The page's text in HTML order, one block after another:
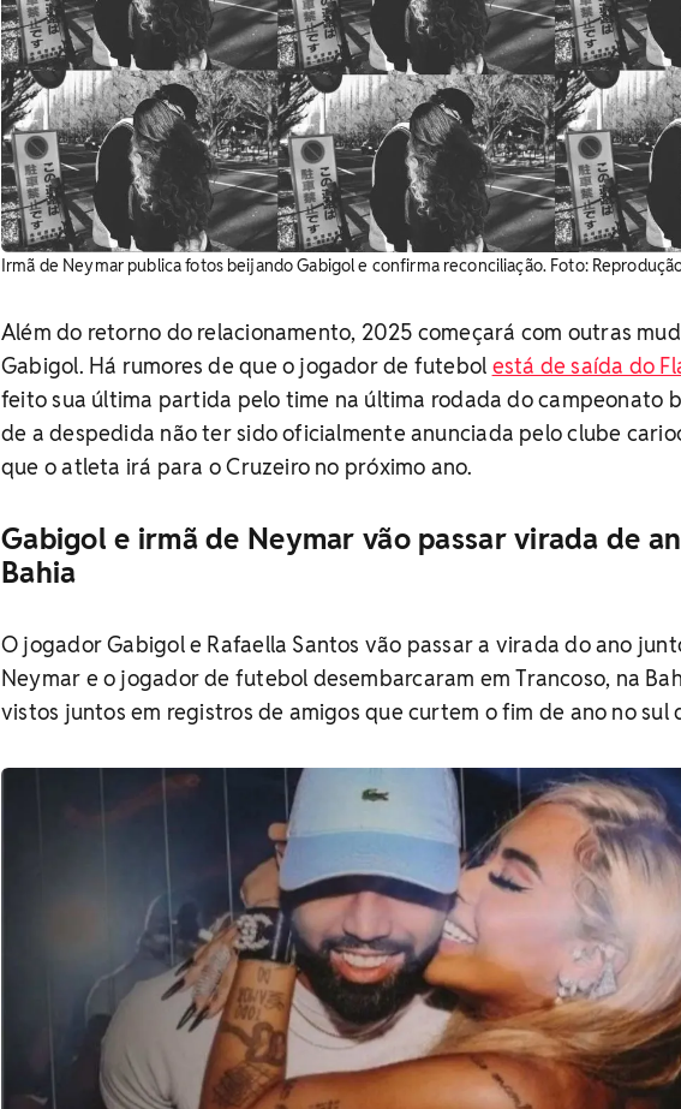
Irmã de Neymar publica fotos beijando Gabigol e confirma reconciliação. Foto:
Além do retorno do relacionamento, 2025 começará com outras
Gabigol. Há rumores de que o jogador de futebol está de saída do
feito sua última partida pelo time na última rodada do campeonato
de a despedida não ter sido oficialmente anunciada pelo clube
que o atleta irá para o Cruzeiro no próximo ano.
Gabigol e irmã de Neymar vão passar virada de
Bahia
O jogador Gabigol e Rafaella Santos vão passar a virada do ano
Neymar e o jogador de futebol desembarcaram em Trancoso, na
vistos juntos em registros de amigos que curtem o fim de ano no sul